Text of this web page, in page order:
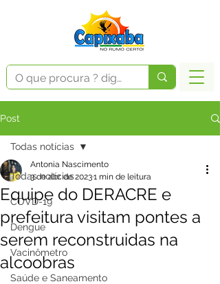
Post
Todas notícias
COVD-19
Dengue
Vacinômetro
Saúde e Saneamento
Todas notícias
Equipe do DERACRE e
prefeitura visitam pontes a
serem reconstruidas na
alcoobras
Antonia Nascimento
3 de abr. de 20231 min de leitura